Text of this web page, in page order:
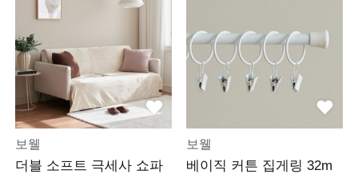
보웰
더블 소프트 극세사 쇼파
보웰
베이직 커튼 집게링 32m